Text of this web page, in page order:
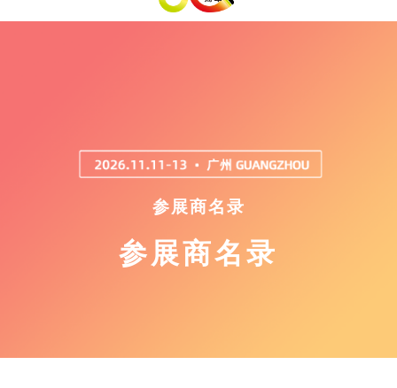
参展商名录
参展商名录